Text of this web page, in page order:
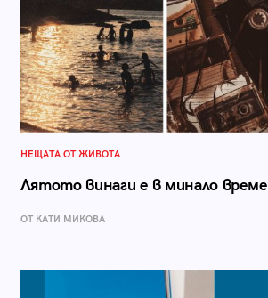
НЕЩАТА ОТ ЖИВОТА
Лятото винаги е в минало време
ОТ КАТИ МИКОВА